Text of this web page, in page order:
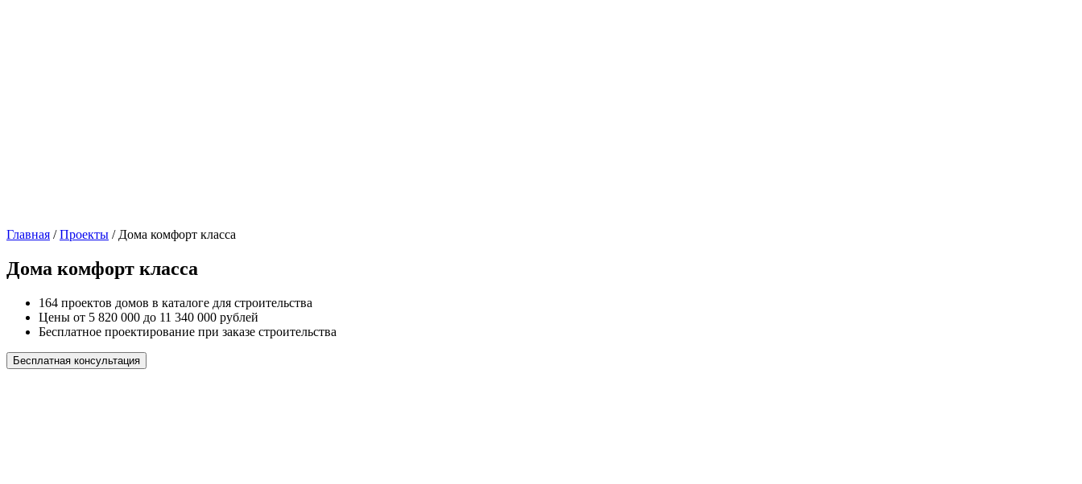
Главная /Проекты / Дома комфорт класса
Дома комфорт класса
164 проектов домов в каталоге для строительства
Цены от 5 820 000 до 11 340 000 рублей
Бесплатное проектирование при заказе строительства
Бесплатная консультация